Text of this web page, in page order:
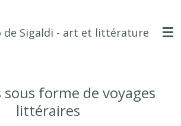
de Sigaldi - art et littérature
sous forme de voyages
littéraires